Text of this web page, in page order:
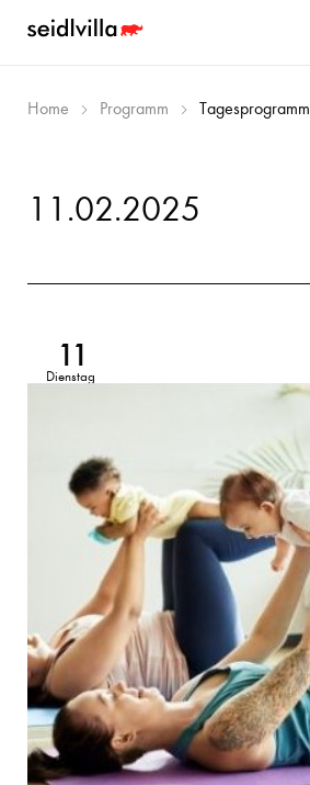
Home Programm Tagesprogramm
11.02.2025
11
Dienstag